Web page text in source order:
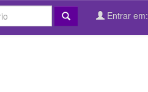
Entrar em: